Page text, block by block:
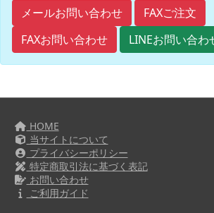
メールお問い合わせ
FAXご注文
FAXお問い合わせ
LINEお問い合わ
HOME
当サイトについて
プライバシーポリシー
特定商取引法に基づく表記
お問い合わせ
ご利用ガイド